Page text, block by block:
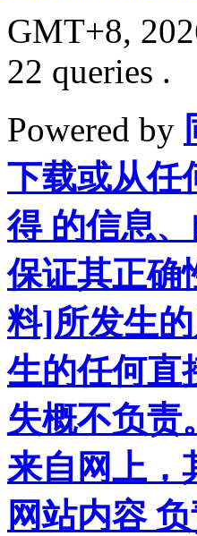
GMT+8,
22 queries .
Powered by
下载或从任
得 的信息
保证其正确
料]所发生
生的任何直
失概不负责
来自网上，
网站内容